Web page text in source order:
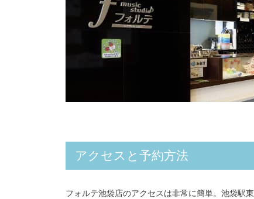
アクセスと予約方法
フォルテ池袋店のアクセスは非常に簡単。池袋駅